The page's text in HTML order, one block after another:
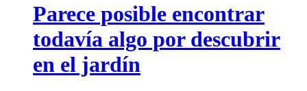
Parece posible encontrar
todavía algo por descubrir
en el jardín